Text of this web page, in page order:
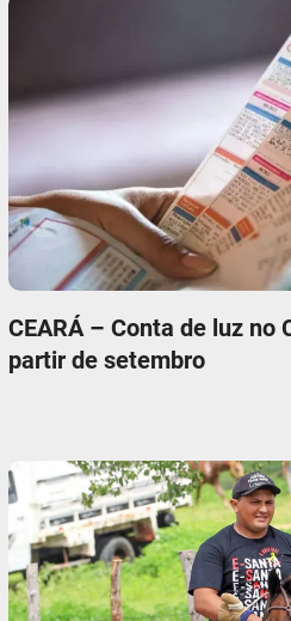
CEARÁ – Conta de luz no
partir de setembro